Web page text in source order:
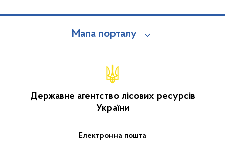
Мапа порталу
Державне агентство лісових ресурсів
України
Електронна пошта